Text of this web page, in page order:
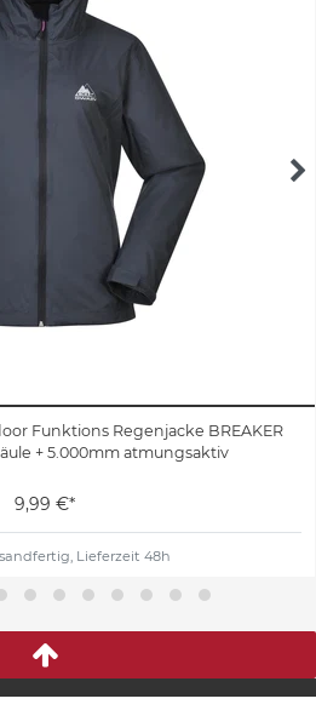
Funktions Regenjacke BREAKER
+ 5.000mm atmungsaktiv
9,99 €*
Lieferzeit 48h